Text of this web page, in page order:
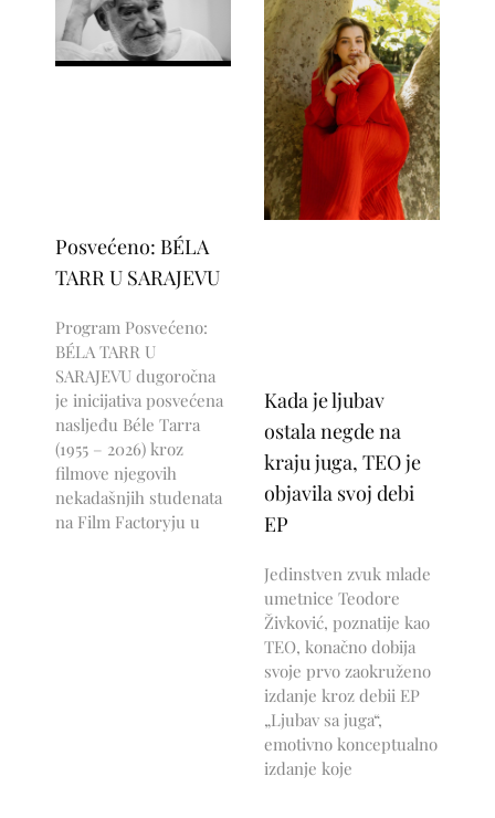
Posvećeno: BÉLA
TARR U SARAJEVU
Program Posvećeno:
BÉLA TARR U
SARAJEVU dugoročna
je inicijativa posvećena
nasljeđu Béle Tarra
(1955 – 2026) kroz
filmove njegovih
nekadašnjih studenata
na Film Factoryju u
Kada je ljubav
ostala negde na
kraju juga, TEO je
objavila svoj debi
EP
Jedinstven zvuk mlade
umetnice Teodore
Živković, poznatije kao
TEO, konačno dobija
svoje prvo zaokruženo
izdanje kroz debii EP
„Ljubav sa juga“,
emotivno konceptualno
izdanje koje